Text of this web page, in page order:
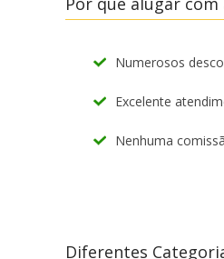
Numerosos
Excelente
Nenhuma
Diferentes